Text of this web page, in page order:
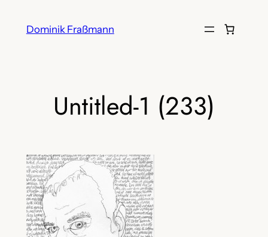
InhaltDominik Fraßmann
Untitled-1 (233)